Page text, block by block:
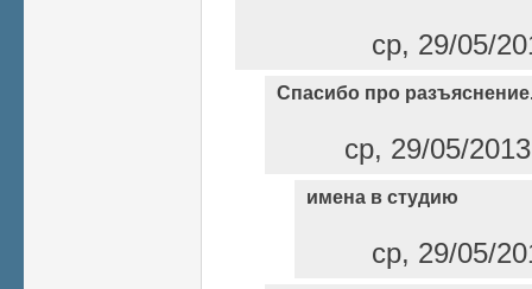
ср, 29/05/
Спасибо про
ср, 29/05/
имена в студию
ср, 29/05/